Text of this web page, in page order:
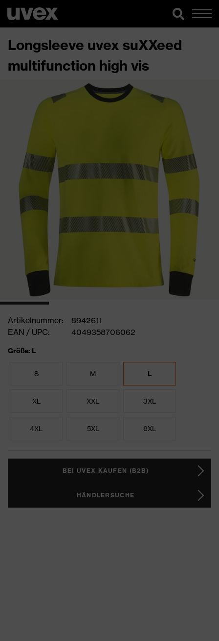
Longsleeve uvex suXXeed
multifunction high vis
Artikelnummer:
8942611
EAN / UPC:
4049358706062
Größe: L
S M L
XL XXL 3XL
4XL 5XL 6XL
BEI UVEX KAUFEN (B2B)
HÄNDLERSUCHE